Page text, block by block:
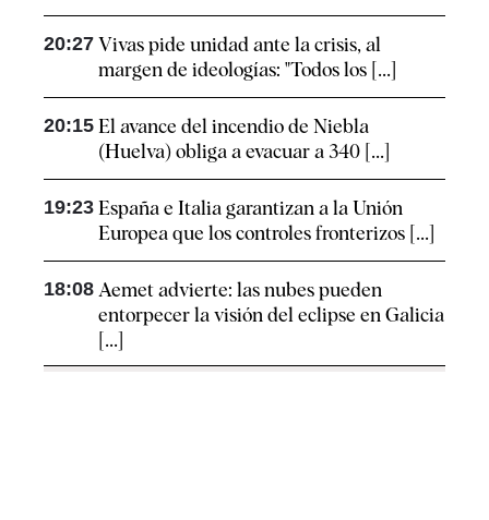
20:27 Vivas pide unidad ante la crisis, al
margen de ideologías: "Todos los [...]
20:15 El avance del incendio de Niebla
(Huelva) obliga a evacuar a 340 [...]
19:23 España e Italia garantizan a la Unión
Europea que los controles fronterizos [...]
18:08 Aemet advierte: las nubes pueden
entorpecer la visión del eclipse en Galicia
[...]